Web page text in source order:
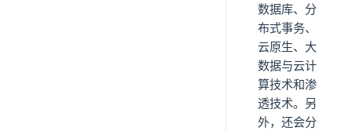
数据库、分
布式事务、
云原生、大
数据与云计
算技术和渗
透技术。另
外，还会分